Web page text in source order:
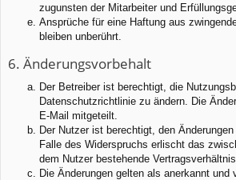
zugunsten der Mitarbeiter und
Ansprüche für eine Haftung aus
bleiben unberührt.
6. Änderungsvorbehalt
Der Betreiber ist berechtigt, die
Datenschutzrichtlinie zu ändern. Die
E-Mail mitgeteilt.
Der Nutzer ist berechtigt, den
Falle des Widerspruchs erlischt das
dem Nutzer bestehende
Die Änderungen gelten als anerkannt und